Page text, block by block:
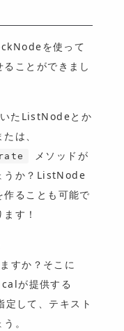
を使って
ことができまし
たListNodeとか
は、
メソッドが
うか？ListNode
ることも可能で
す！
すか？そこに
が提供する
して、テキスト
。